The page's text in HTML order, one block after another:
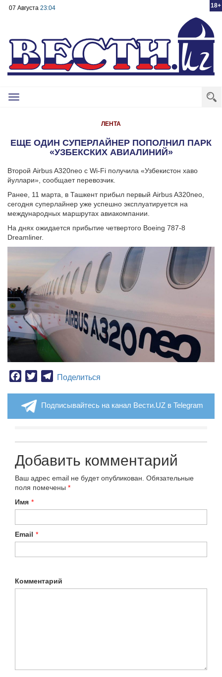
18+
07 Августа 23:04
Toggle
ЛЕНТА
ЕЩЕ ОДИН СУПЕРЛАЙНЕР ПОПОЛНИЛ ПАРК
«УЗБЕКСКИХ АВИАЛИНИЙ»
Второй Airbus A320neo с Wi-Fi получила «Узбекистон хаво
йуллари», сообщает перевозчик.
Ранее, 11 марта, в Ташкент прибыл первый Airbus A320neo,
сегодня суперлайнер уже успешно эксплуатируется на
международных маршрутах авиакомпании.
На днях ожидается прибытие четвертого Boeing 787-8
Dreamliner.
Facebook
TwitterTelegram
Поделиться
Подписывайтесь на канал Вести.UZ в Telegram
Добавить комментарий
Ваш адрес email не будет опубликован. Обязательные
поля помечены *
Имя *
Email *
Комментарий